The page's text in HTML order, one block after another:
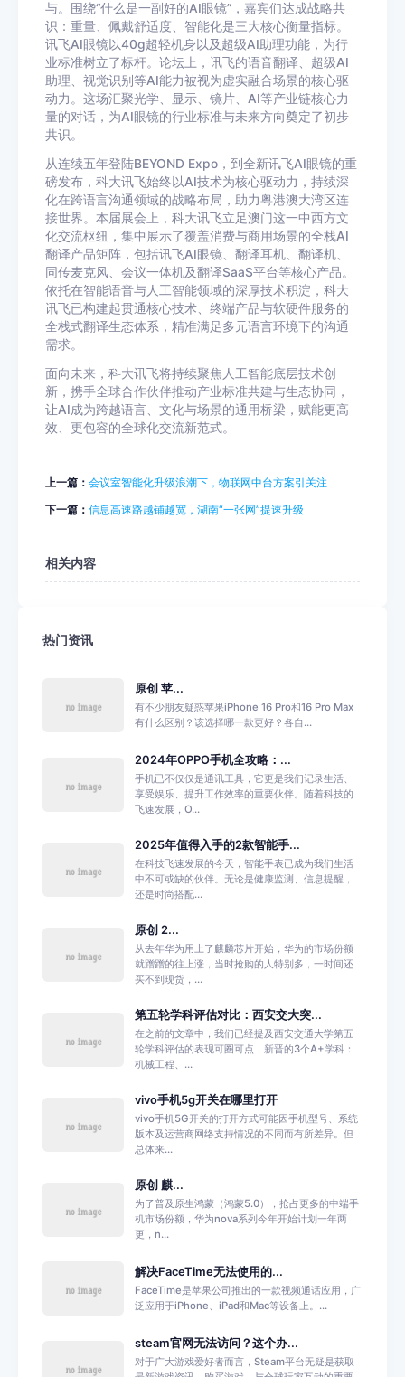
与。围绕“什么是一副好的AI眼镜”，嘉宾们达成战略共
识：重量、佩戴舒适度、智能化是三大核心衡量指标。
讯飞AI眼镜以40g超轻机身以及超级AI助理功能，为行
业标准树立了标杆。论坛上，讯飞的语音翻译、超级AI
助理、视觉识别等AI能力被视为虚实融合场景的核心驱
动力。这场汇聚光学、显示、镜片、AI等产业链核心力
量的对话，为AI眼镜的行业标准与未来方向奠定了初步
共识。
从连续五年登陆BEYOND Expo，到全新讯飞AI眼镜的重
磅发布，科大讯飞始终以AI技术为核心驱动力，持续深
化在跨语言沟通领域的战略布局，助力粤港澳大湾区连
接世界。本届展会上，科大讯飞立足澳门这一中西方文
化交流枢纽，集中展示了覆盖消费与商用场景的全栈AI
翻译产品矩阵，包括讯飞AI眼镜、翻译耳机、翻译机、
同传麦克风、会议一体机及翻译SaaS平台等核心产品。
依托在智能语音与人工智能领域的深厚技术积淀，科大
讯飞已构建起贯通核心技术、终端产品与软硬件服务的
全栈式翻译生态体系，精准满足多元语言环境下的沟通
需求。
面向未来，科大讯飞将持续聚焦人工智能底层技术创
新，携手全球合作伙伴推动产业标准共建与生态协同，
让AI成为跨越语言、文化与场景的通用桥梁，赋能更高
效、更包容的全球化交流新范式。
上一篇： 会议室智能化升级浪潮下，物联网中台方案引关注
下一篇： 信息高速路越铺越宽，湖南“一张网”提速升级
相关内容
热门资讯
原创 苹...
有不少朋友疑惑苹果iPhone 16 Pro和16 Pro Max
有什么区别？该选择哪一款更好？各自...
2024年OPPO手机全攻略：...
手机已不仅仅是通讯工具，它更是我们记录生活、
享受娱乐、提升工作效率的重要伙伴。随着科技的
飞速发展，O...
2025年值得入手的2款智能手...
在科技飞速发展的今天，智能手表已成为我们生活
中不可或缺的伙伴。无论是健康监测、信息提醒，
还是时尚搭配...
原创 2...
从去年华为用上了麒麟芯片开始，华为的市场份额
就蹭蹭的往上涨，当时抢购的人特别多，一时间还
买不到现货，...
第五轮学科评估对比：西安交大突...
在之前的文章中，我们已经提及西安交通大学第五
轮学科评估的表现可圈可点，新晋的3个A+学科：
机械工程、...
vivo手机5g开关在哪里打开
vivo手机5G开关的打开方式可能因手机型号、系统
版本及运营商网络支持情况的不同而有所差异。但
总体来...
原创 麒...
为了普及原生鸿蒙（鸿蒙5.0），抢占更多的中端手
机市场份额，华为nova系列今年开始计划一年两
更，n...
解决FaceTime无法使用的...
FaceTime是苹果公司推出的一款视频通话应用，广
泛应用于iPhone、iPad和Mac等设备上。...
steam官网无法访问？这个办...
对于广大游戏爱好者而言，Steam平台无疑是获取